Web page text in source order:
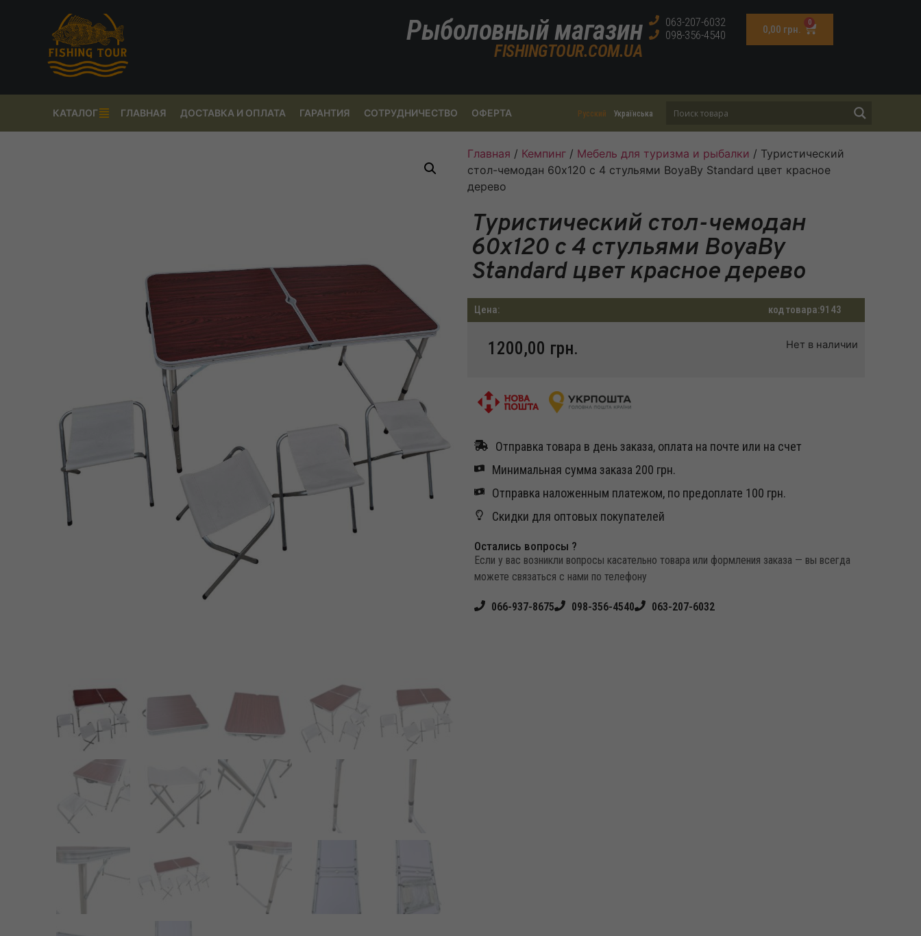
Рыболовный магазин
FISHINGTOUR.COM.UA
063-207-6032
098-356-4540
0,00 грн.
0
Русский Українська
КАТАЛОГ ГЛАВНАЯ ДОСТАВКА И ОПЛАТА ГАРАНТИЯ СОТРУДНИЧЕСТВО ОФЕРТА
Главная / Кемпинг / Мебель для туризма и рыбалки / Туристический
стол-чемодан 60х120 с 4 стульями BoyaBy Standard цвет красное
дерево
Туристический стол-чемодан
60х120 с 4 стульями BoyaBy
Standard цвет красное дерево
Цена: код товара:9143
1200,00 грн. Нет в наличии
Отправка товара в день заказа, оплата на почте или на счет
Минимальная сумма заказа 200 грн.
Отправка наложенным платежом, по предоплате 100 грн.
Скидки для оптовых покупателей
Остались вопросы ?
Если у вас возникли вопросы касательно товара или формления заказа — вы всегда
можете связаться с нами по телефону
066-937-8675 098-356-4540 063-207-6032